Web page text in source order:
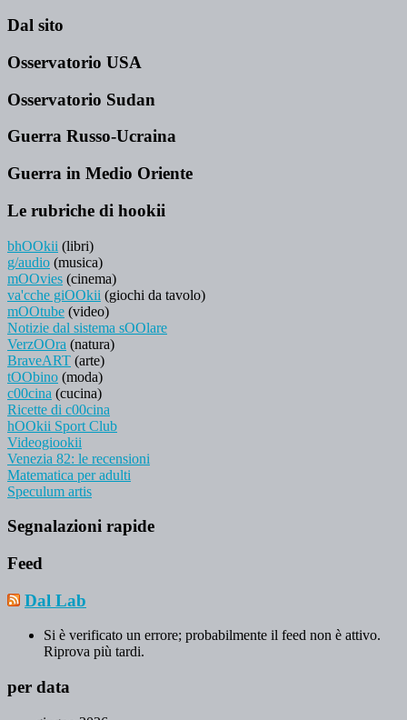
Dal sito
Osservatorio USA
Osservatorio Sudan
Guerra Russo-Ucraina
Guerra in Medio Oriente
Le rubriche di hookii
bhOOkii (libri)
g/audio (musica)
mOOvies (cinema)
va'cche giOOkii (giochi da tavolo)
mOOtube (video)
Notizie dal sistema sOOlare
VerzOOra (natura)
BraveART (arte)
tOObino (moda)
c00cina (cucina)
Ricette di c00cina
hOOkii Sport Club
Videogiookii
Venezia 82: le recensioni
Matematica per adulti
Speculum artis
Segnalazioni rapide
Feed
Dal Lab
Si è verificato un errore; probabilmente il feed non è attivo.
Riprova più tardi.
per data